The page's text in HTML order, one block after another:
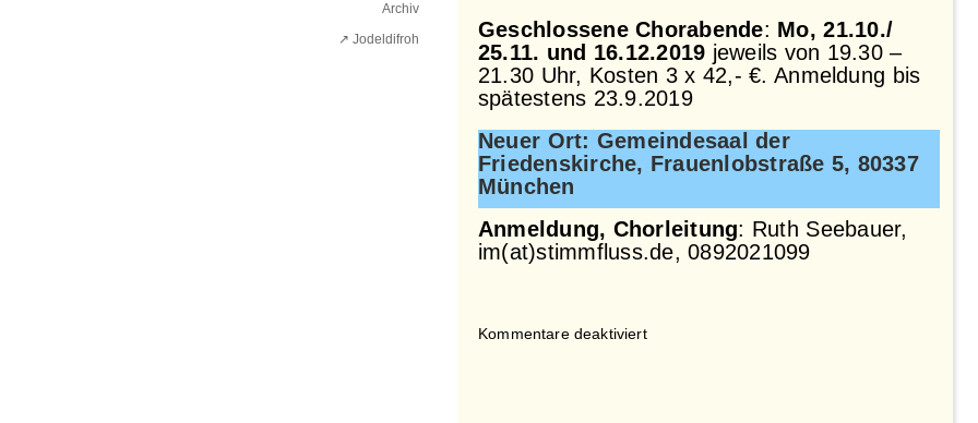
Archiv
↗ Jodeldifroh︎
Geschlossene Chorabende: Mo, 21.10./
25.11. und 16.12.2019 jeweils von 19.30 –
21.30 Uhr, Kosten 3 x 42,- €. Anmeldung bis
spätestens 23.9.2019
Neuer Ort: Gemeindesaal der
Friedenskirche, Frauenlobstraße 5, 80337
München
Anmeldung, Chorleitung: Ruth Seebauer,
im(at)stimmfluss.de, 0892021099
Kommentare deaktiviertfür